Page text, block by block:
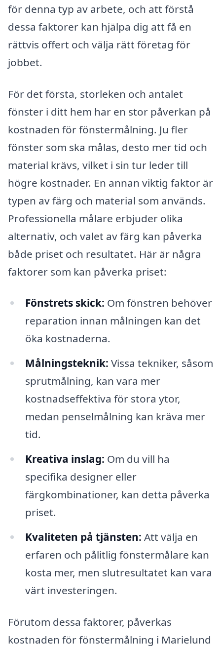
för denna typ av arbete, och att förstå
dessa faktorer kan hjälpa dig att få en
rättvis offert och välja rätt företag för
jobbet.
För det första, storleken och antalet
fönster i ditt hem har en stor påverkan på
kostnaden för fönstermålning. Ju fler
fönster som ska målas, desto mer tid och
material krävs, vilket i sin tur leder till
högre kostnader. En annan viktig faktor är
typen av färg och material som används.
Professionella målare erbjuder olika
alternativ, och valet av färg kan påverka
både priset och resultatet. Här är några
faktorer som kan påverka priset:
Fönstrets skick: Om fönstren behöver
reparation innan målningen kan det
öka kostnaderna.
Målningsteknik: Vissa tekniker, såsom
sprutmålning, kan vara mer
kostnadseffektiva för stora ytor,
medan penselmålning kan kräva mer
tid.
Kreativa inslag: Om du vill ha
specifika designer eller
färgkombinationer, kan detta påverka
priset.
Kvaliteten på tjänsten: Att välja en
erfaren och pålitlig fönstermålare kan
kosta mer, men slutresultatet kan vara
värt investeringen.
Förutom dessa faktorer, påverkas
kostnaden för fönstermålning i Marielund